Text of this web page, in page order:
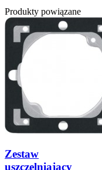
Produkty powiązane
Zestaw
uszczelniający